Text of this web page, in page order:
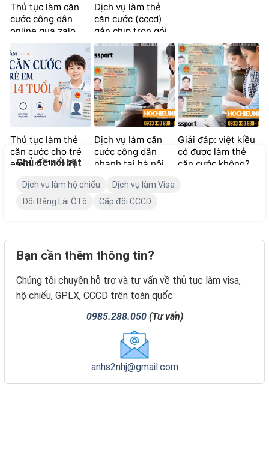
Dịch vụ làm thẻ
căn cước (cccd)
gắn chip trọn gói
2026
Thủ tục làm căn
cước công dân
online qua zalo
nhanh chóng
Giải đáp: việt kiều
có được làm thẻ
căn cước không?
Dịch vụ làm căn
cước công dân
nhanh tại hà nội
Thủ tục làm thẻ
căn cước cho trẻ
em dưới 14 tuổi
Chủ đề nổi bật
Dịch vụ làm hộ chiếu
Dịch vụ làm Visa
Đổi Bằng Lái ÔTô
Cấp đổi CCCD
Bạn cần thêm thông tin?
Chúng tôi chuyên hỗ trợ và tư vấn về thủ tục làm visa,
hộ chiếu, GPLX, CCCD trên toàn quốc
0985.288.050(Tư vấn)
anhs2nhj@gmail.com